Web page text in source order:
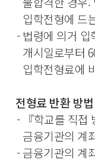
입학전형에 드
- 법령에 의거 입
개시일로부터
입학전형료에
전형료 반환 방법
- 『학교를 직접
금융기관의 계
- 금융기관의 계